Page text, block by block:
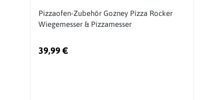
Pizzaofen-Zubehör Gozney Pizza Rocker
Wiegemesser & Pizzamesser
39,99 €